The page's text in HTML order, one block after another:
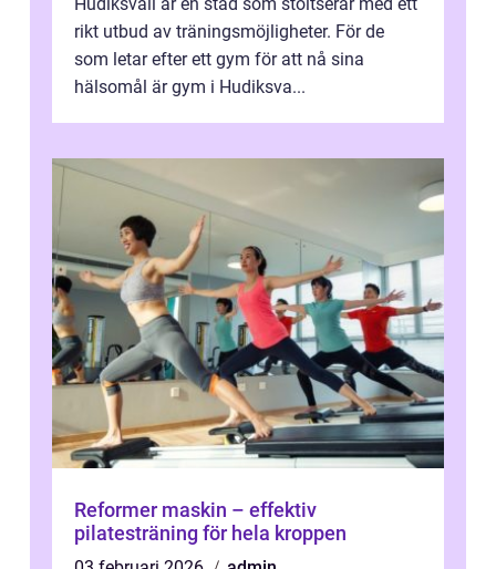
Hudiksvall är en stad som stoltserar med ett
rikt utbud av träningsmöjligheter. För de
som letar efter ett gym för att nå sina
hälsomål är gym i Hudiksva...
Reformer maskin – effektiv
pilatesträning för hela kroppen